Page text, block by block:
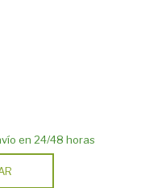
en 24/48 horas